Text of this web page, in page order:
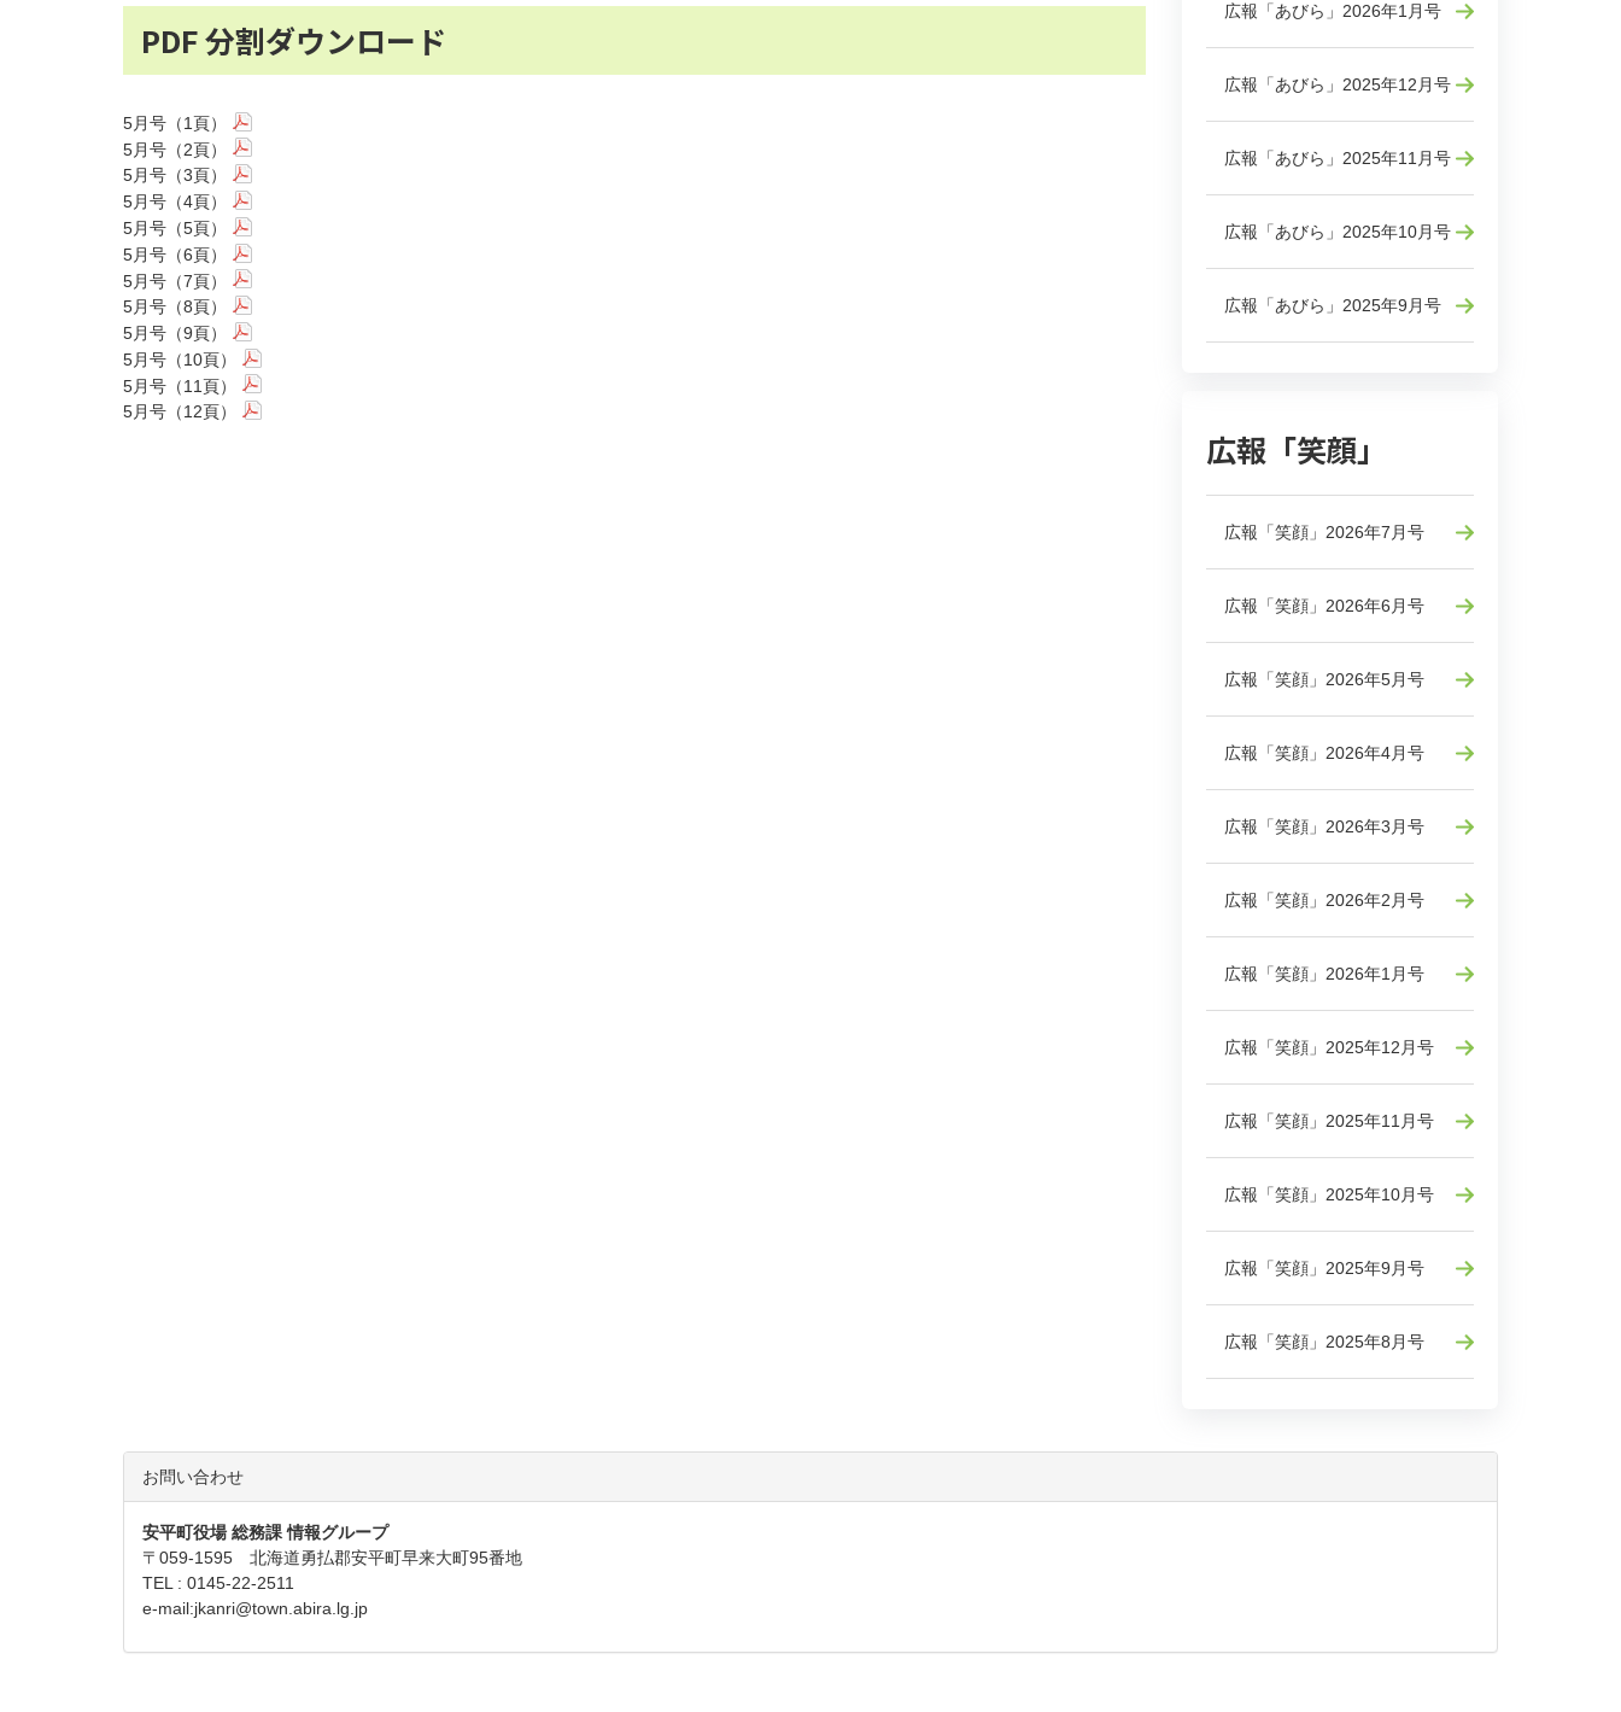
PDF 分割ダウンロード
5月号（1頁）
5月号（2頁）
5月号（3頁）
5月号（4頁）
5月号（5頁）
5月号（6頁）
5月号（7頁）
5月号（8頁）
5月号（9頁）
5月号（10頁）
5月号（11頁）
5月号（12頁）
広報「あびら」2026年1月号
広報「あびら」2025年12月号
広報「あびら」2025年11月号
広報「あびら」2025年10月号
広報「あびら」2025年9月号
広報「笑顔」
広報「笑顔」2026年7月号
広報「笑顔」2026年6月号
広報「笑顔」2026年5月号
広報「笑顔」2026年4月号
広報「笑顔」2026年3月号
広報「笑顔」2026年2月号
広報「笑顔」2026年1月号
広報「笑顔」2025年12月号
広報「笑顔」2025年11月号
広報「笑顔」2025年10月号
広報「笑顔」2025年9月号
広報「笑顔」2025年8月号
お問い合わせ
安平町役場 総務課 情報グループ
〒059-1595 北海道勇払郡安平町早来大町95番地
TEL : 0145-22-2511
e-mail:jkanri@town.abira.lg.jp